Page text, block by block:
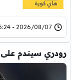
2026/08/07 - 05:24
رودري سيندم على